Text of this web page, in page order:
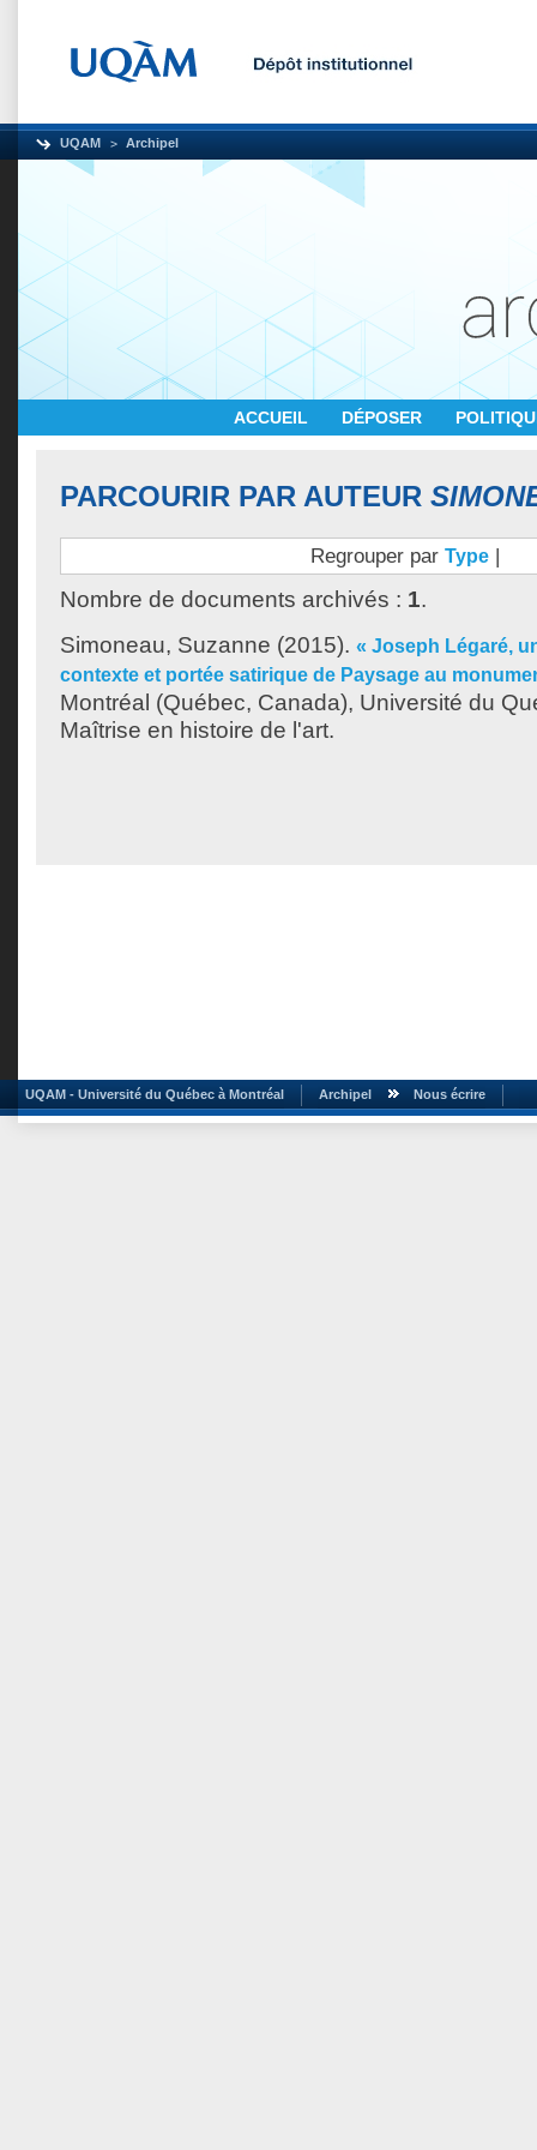
UQAM Archipel
ACCUEIL DÉPOSER
PARCOURIR PAR AUTEUR
Regrouper par Type |
Nombre de documents archivés : 1.
Simoneau, Suzanne (2015). « Joseph Légaré,
contexte et portée satirique de Paysage au
Montréal (Québec, Canada), Université du
Maîtrise en histoire de l'art.
UQAM - Université du Québec à Montréal Archipel Nous écrire